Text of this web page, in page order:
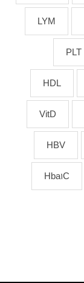
LYM
PLT
HDL
VitD
HBV
Hba1C